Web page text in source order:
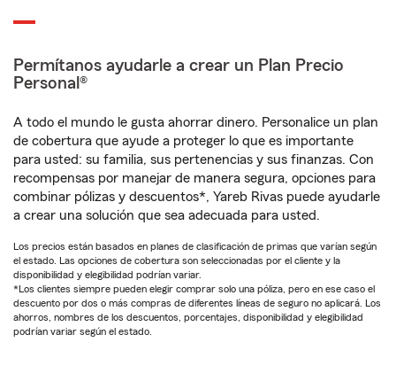
Permítanos ayudarle a crear un Plan Precio
Personal®
A todo el mundo le gusta ahorrar dinero. Personalice un plan
de cobertura que ayude a proteger lo que es importante
para usted: su familia, sus pertenencias y sus finanzas. Con
recompensas por manejar de manera segura, opciones para
combinar pólizas y descuentos*, Yareb Rivas puede ayudarle
a crear una solución que sea adecuada para usted.
Los precios están basados en planes de clasificación de primas que varían según
el estado. Las opciones de cobertura son seleccionadas por el cliente y la
disponibilidad y elegibilidad podrían variar.
*Los clientes siempre pueden elegir comprar solo una póliza, pero en ese caso el
descuento por dos o más compras de diferentes líneas de seguro no aplicará. Los
ahorros, nombres de los descuentos, porcentajes, disponibilidad y elegibilidad
podrían variar según el estado.